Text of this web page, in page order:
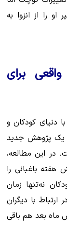
را از انزوا به
واقعی برای
دنیای کودکان و
یک پژوهش جدید
است. در این مطالعه،
به مدت شش هفته باغبانی را
نه‌تنها زمان
ارتباط با دیگران
ماه بعد هم باقی